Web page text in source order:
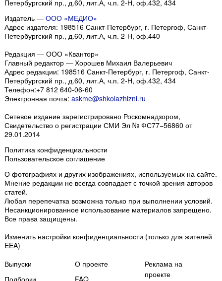
Петербургский пр., д.60, лит.А, ч.п. 2-Н, оф.432, 434
Издатель — ООО «МЕДИО»
Адрес издателя: 198516 Санкт-Петербург, г. Петергоф, Санкт-
Петербургский пр., д.60, лит.А, ч.п. 2-Н, оф.440
Редакция — ООО «Квантор»
Главный редактор — Хорошев Михаил Валерьевич
Адрес редакции: 198516 Санкт-Петербург, г. Петергоф, Санкт-
Петербургский пр., д.60, лит.А, ч.п. 2-Н, оф.432, 434
Телефон:+7 812 640-06-60
Электронная почта: askme@shkolazhizni.ru
Сетевое издание зарегистрировано Роскомнадзором,
Свидетельство о регистрации СМИ Эл № ФС77−56860 от
29.01.2014
Политика конфиденциальности
Пользовательское соглашение
О фотографиях и других изображениях, используемых на сайте.
Мнение редакции не всегда совпадает с точкой зрения авторов
статей.
Любая перепечатка возможна только при выполнении условий.
Несанкционированное использование материалов запрещено.
Все права защищены.
Изменить настройки конфиденциальности (только для жителей
EEA)
Выпуски
О проекте
Реклама на
проекте